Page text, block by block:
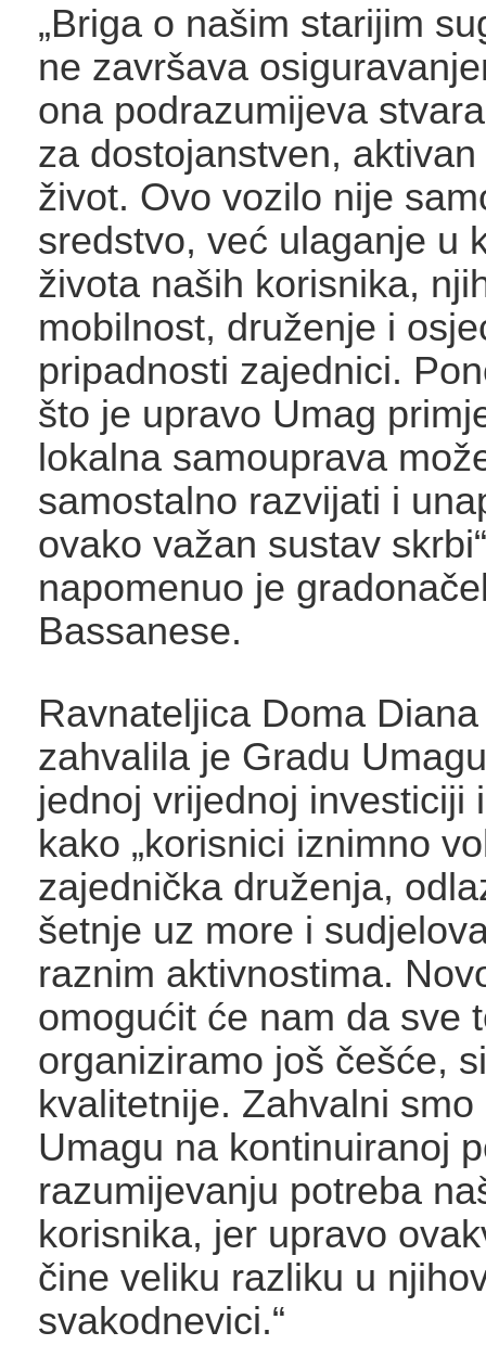
„Briga o našim starijim
ne završava
ona podrazumijeva
za dostojanstven,
život. Ovo vozilo nije
sredstvo, već ulaganje u
života naših korisnika,
mobilnost, druženje i
pripadnosti zajednici.
što je upravo Umag
lokalna samouprava
samostalno razvijati i
ovako važan sustav skrbi“
napomenuo je
Bassanese.
Ravnateljica Doma
zahvalila je Gradu
jednoj vrijednoj investiciji
kako „korisnici iznimno
zajednička druženja,
šetnje uz more i
raznim aktivnostima.
omogućit će nam da sve
organiziramo još češće,
kvalitetnije. Zahvalni smo
Umagu na kontinuiranoj
razumijevanju potreba
korisnika, jer upravo
čine veliku razliku u
svakodnevici.“